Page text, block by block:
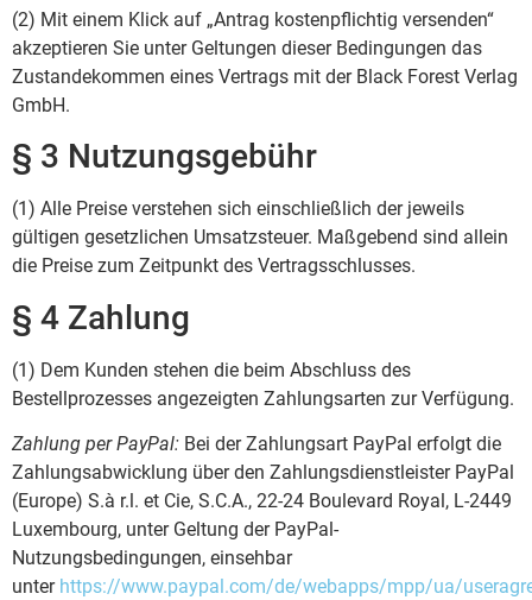
(2) Mit einem Klick auf „Antrag kostenpflichtig versenden“
akzeptieren Sie unter Geltungen dieser Bedingungen das
Zustandekommen eines Vertrags mit der Black Forest Verlag
GmbH.
§ 3 Nutzungsgebühr
(1) Alle Preise verstehen sich einschließlich der jeweils
gültigen gesetzlichen Umsatzsteuer. Maßgebend sind allein
die Preise zum Zeitpunkt des Vertragsschlusses.
§ 4 Zahlung
(1) Dem Kunden stehen die beim Abschluss des
Bestellprozesses angezeigten Zahlungsarten zur Verfügung.
Zahlung per PayPal: Bei der Zahlungsart PayPal erfolgt die
Zahlungsabwicklung über den Zahlungsdienstleister PayPal
(Europe) S.à r.l. et Cie, S.C.A., 22-24 Boulevard Royal, L-2449
Luxembourg, unter Geltung der PayPal-
Nutzungsbedingungen, einsehbar
unter https://www.paypal.com/de/webapps/mpp/ua/